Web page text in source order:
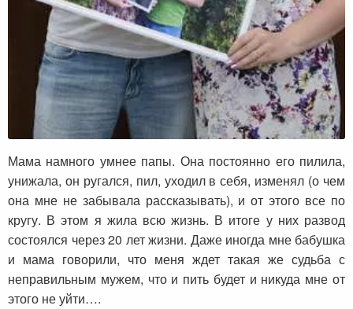
Мама намного умнее папы. Она постоянно его пилила,
унижала, он ругался, пил, уходил в себя, изменял (о чем
она мне не забывала рассказывать), и от этого все по
кругу. В этом я жила всю жизнь. В итоге у них развод
состоялся через 20 лет жизни. Даже иногда мне бабушка
и мама говорили, что меня ждет такая же судьба с
неправильным мужем, что и пить будет и никуда мне от
этого не уйти….